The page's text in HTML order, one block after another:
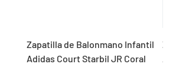
Zapatilla de Balonmano Infantil
Adidas Court Starbil JR Coral